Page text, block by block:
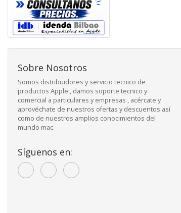
Sobre Nosotros
Somos distribuidores y servicio tecnico de
productos Apple , damos soporte tecnico y
comercial a particulares y empresas , acércate y
aprovéchate de nuestros ofertas y descuentos así
como de nuestros amplios conocimientos del
mundo mac.
Síguenos en: